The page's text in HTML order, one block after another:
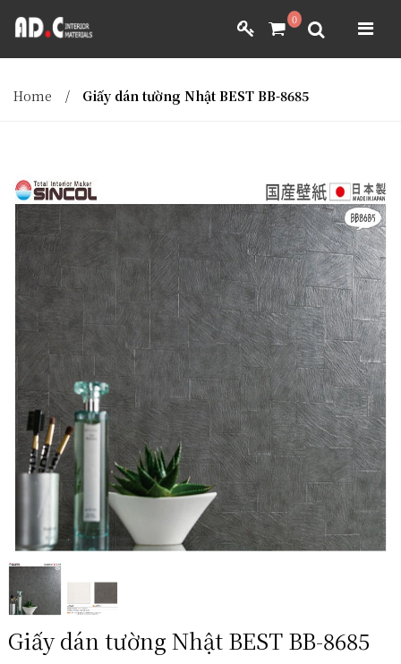
0
GIẤY DÁN TƯỜNG NHẬT BẢN
MÀNH RÈM NHẬT BẢN VẢI BỌC NỘI THẤT
DÀNH CHO ĐẠI LÝ
YÊU CẦU BÁO GIÁ
ADC INTERIOR
GIẤY DÁN TƯỜNG NHẬT BẢN
MÀNH RÈM NHẬT BẢN
VẢI BỌC NỘI THẤT
DÀNH CHO ĐẠI LÝ
YÊU CẦU BÁO GIÁ
Home / Giấy dán tường Nhật BEST BB-8685
Giấy dán tường Nhật BEST BB-8685